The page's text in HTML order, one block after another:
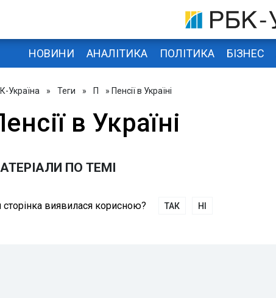
НОВИНИ АНАЛІТИКА ПОЛІТИКА БІЗНЕС
Україна » Теги » П » Пенсії в Україні
в Україні
ПО ТЕМІ
сторінка виявилася корисною? ТАК НІ